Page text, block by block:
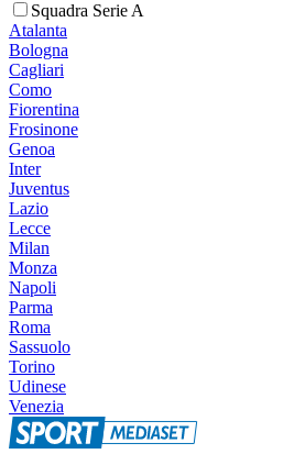
Squadra Serie A
Atalanta
Bologna
Cagliari
Como
Fiorentina
Frosinone
Genoa
Inter
Juventus
Lazio
Lecce
Milan
Monza
Napoli
Parma
Roma
Sassuolo
Torino
Udinese
Venezia